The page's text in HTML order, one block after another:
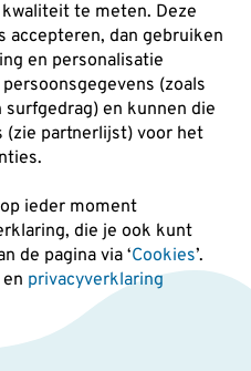
te meten. Deze
accepteren, dan gebruiken
en personalisatie
(zoals
en kunnen die
(zie partnerlijst) voor het
ieder moment
die je ook kunt
de pagina via ‘Cookies’.
en privacyverklaring